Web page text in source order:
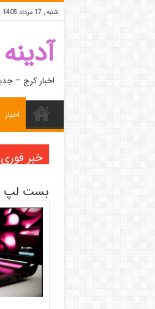
شنبه , 17 مرداد 1405
اخبار کرج –
اخبار
خبر فوری
بست لپ